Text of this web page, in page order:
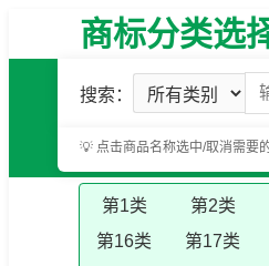
商标分类选
搜索：
💡 点击商品名称选中/取消需要
第1类 第2类
第16类
第17类